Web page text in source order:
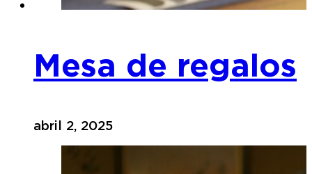
Mesa de regalos
abril 2, 2025